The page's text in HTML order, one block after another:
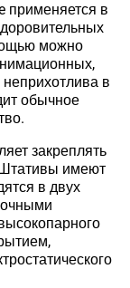
применяется в
можно
неприхотлива в
обычное
закреплять
имеют
в двух